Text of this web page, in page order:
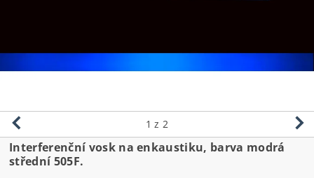
1 z 2
Interferenční vosk na enkaustiku, barva modrá
střední 505F.